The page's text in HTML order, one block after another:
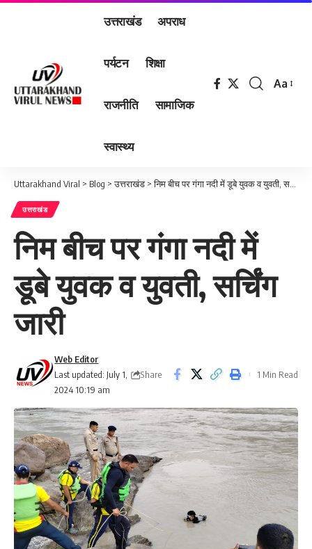
उत्तराखंड अपराध
पर्यटन शिक्षा
राजनीति सामाजिक
स्वास्थ्य
Font
Aa
Uttarakhand Viral > Blog >उत्तराखंड >निम बीच पर गंगा नदी में डूबे युवक व युवती, सर्चिंग जारी
उत्तराखंड
निम बीच पर गंगा नदी में
डूबे युवक व युवती, सर्चिंग
जारी
Last updated: July 1,
2024 10:19 am
Web Editor
Share
1 Min Read